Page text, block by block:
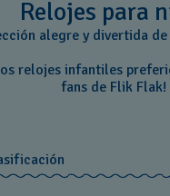
Relojes para
alegre y divertida
relojes infantiles
fans de Flik Flak!